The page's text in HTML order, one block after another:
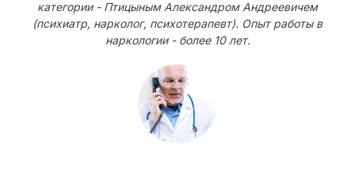
категории - Птицыным Александром Андреевичем
(психиатр, нарколог, психотерапевт). Опыт работы в
наркологии - более 10 лет.